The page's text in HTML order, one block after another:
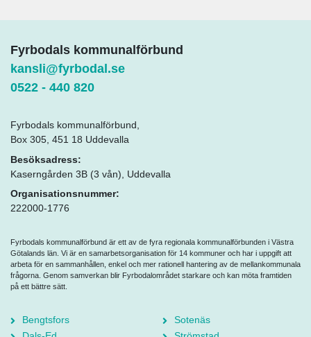
Fyrbodals kommunalförbund
kansli@fyrbodal.se
0522 - 440 820
Fyrbodals kommunalförbund,
Box 305, 451 18 Uddevalla
Besöksadress:
Kaserngården 3B (3 vån), Uddevalla
Organisationsnummer:
222000-1776
Fyrbodals kommunalförbund är ett av de fyra regionala kommunalförbunden i Västra
Götalands län. Vi är en samarbetsorganisation för 14 kommuner och har i uppgift att
arbeta för en sammanhållen, enkel och mer rationell hantering av de mellankommunala
frågorna. Genom samverkan blir Fyrbodalområdet starkare och kan möta framtiden
på ett bättre sätt.
Bengtsfors
Sotenäs